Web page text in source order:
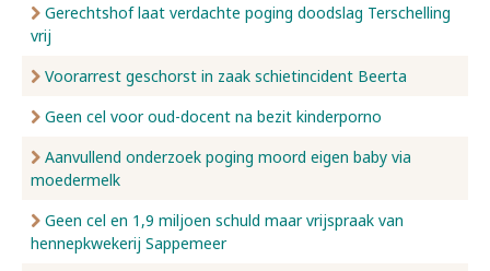
Gerechtshof laat verdachte poging doodslag Terschelling
vrij
Voorarrest geschorst in zaak schietincident Beerta
Geen cel voor oud-docent na bezit kinderporno
Aanvullend onderzoek poging moord eigen baby via
moedermelk
Geen cel en 1,9 miljoen schuld maar vrijspraak van
hennepkwekerij Sappemeer